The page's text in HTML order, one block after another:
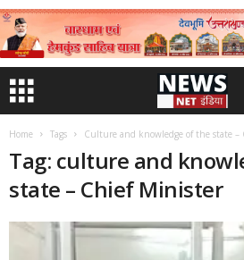
Home Tags Culture and knowledge of the state
Tag: culture and
state – Chief Minister